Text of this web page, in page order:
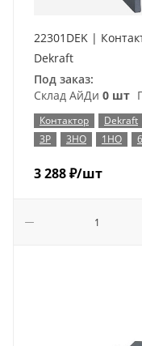
22301DEK |
Dekraft
Под заказ:
Склад АйДи 0 шт
Контактор Dekraft
3P
3НО 1НО
3 288₽/шт